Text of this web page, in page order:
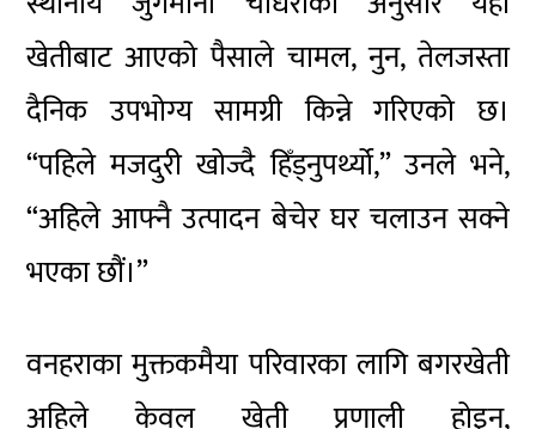
खेतीबाट आएको पैसाले चामल, नुन, तेलजस्ता
दैनिक उपभोग्य सामग्री किन्ने गरिएको छ।
“पहिले मजदुरी खोज्दै हिँड्नुपर्थ्यो,” उनले भने,
“अहिले आफ्नै उत्पादन बेचेर घर चलाउन सक्ने
भएका छौं।”
वनहराका मुक्तकमैया परिवारका लागि बगरखेती